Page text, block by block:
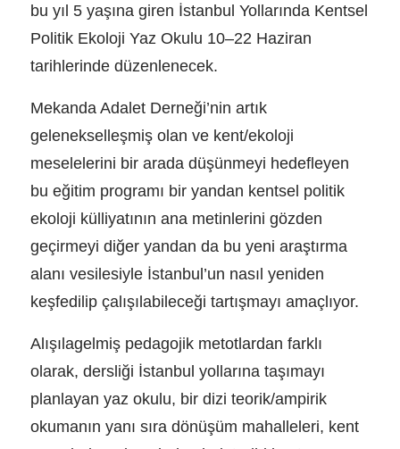
bu yıl 5 yaşına giren İstanbul Yollarında Kentsel
Politik Ekoloji Yaz Okulu 10–22 Haziran
tarihlerinde düzenlenecek.
Mekanda Adalet Derneği’nin artık
gelenekselleşmiş olan ve kent/ekoloji
meselelerini bir arada düşünmeyi hedefleyen
bu eğitim programı bir yandan kentsel politik
ekoloji külliyatının ana metinlerini gözden
geçirmeyi diğer yandan da bu yeni araştırma
alanı vesilesiyle İstanbul’un nasıl yeniden
keşfedilip çalışılabileceği tartışmayı amaçlıyor.
Alışılagelmiş pedagojik metotlardan farklı
olarak, dersliği İstanbul yollarına taşımayı
planlayan yaz okulu, bir dizi teorik/ampirik
okumanın yanı sıra dönüşüm mahalleleri, kent